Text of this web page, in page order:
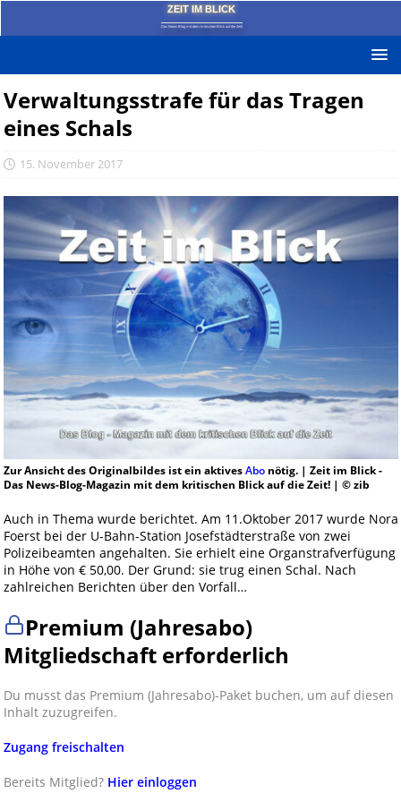
ZEIT IM BLICK
Das News-Blog mit dem kritischen Blick auf die Zeit!
Verwaltungsstrafe für das Tragen
eines Schals
15. November 2017
Zur Ansicht des Originalbildes ist ein aktivesAbonötig. | Zeit im Blick -
Das News-Blog-Magazin mit dem kritischen Blick auf die Zeit! | © zib
Auch in Thema wurde berichtet. Am 11.Oktober 2017 wurde Nora
Foerst bei der U-Bahn-Station Josefstädterstraße von zwei
Polizeibeamten angehalten. Sie erhielt eine Organstrafverfügung
in Höhe von € 50,00. Der Grund: sie trug einen Schal. Nach
zahlreichen Berichten über den Vorfall…
Premium (Jahresabo)
Mitgliedschaft erforderlich
Du musst das Premium (Jahresabo)-Paket buchen, um auf diesen
Inhalt zuzugreifen.
Zugang freischalten
Bereits Mitglied? Hier einloggen